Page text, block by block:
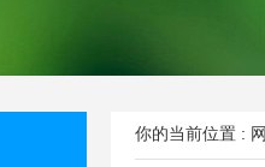
你的当前位置 :